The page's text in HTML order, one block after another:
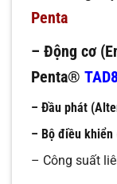
Penta
– Động cơ
Penta®
– Đầu phát
– Bộ điều khiển
– Công suất